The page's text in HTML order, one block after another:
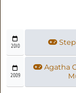
2010
2009
Agatha